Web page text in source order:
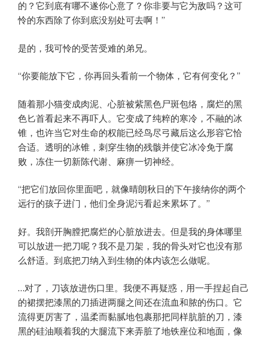
的？它到底有哪不遂你心意了？你非要与它为敌吗？这可
怜的东西除了你到底没别处可去啊！”
是的，我可怜的受苦受难的弟兄。
“你要能放下它，你再回头看前一个物体，它有何变化？”
随着那小猫变成肉泥、心脏被紫黑色尸斑包络，腐烂的黑
色匕首看起来不再吓人。它变成了纯粹的寒冷，不融的冰
锥，也许当它对生命的权能已经鸟尽弓藏后这么形容它恰
合适。透明的冰锥，刺穿生物的残骸并使它冰冷免于腐
败，冻住一切新陈代谢、麻痹一切神经。
“把它们放回你里面吧，就像晴朗秋日的下午接纳你的两个
远行的孩子进门，他们全身泥污看起来累坏了。”
好。我剖开胸膛把腐烂的心脏放进去。但是我的身体哪里
可以放进一把刀呢？我不是刀架，我的骨头对它也没有那
么舒适。到底把刀纳入到生物的体内该怎么做呢。
…对了，刀该放进伤口里。我便不再疑惑，用一手捏起自己
的裙摆把漆黑的刀插进两腿之间还在流血和脓的伤口。它
流得更厉害了，温柔而黏腻地包裹那把同样肮脏的刀，漆
黑的硅油顺着我的大腿流下来弄脏了地铁座位和地面，像